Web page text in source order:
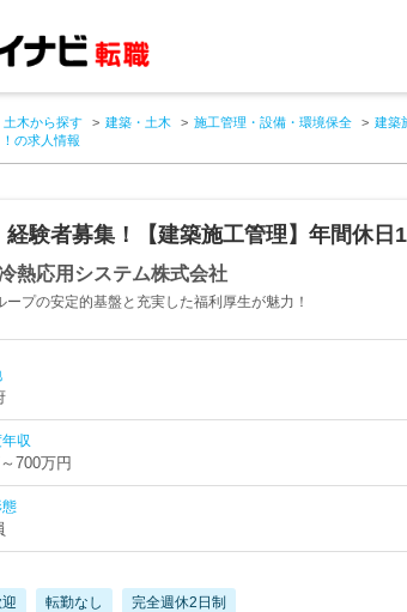
土木から探す 建築・土木 施工管理・設備・環境保全 建築
の求人情報
経験者募集！【建築施工管理】年間休日
熱応用システム株式会社
ープの安定的基盤と充実した福利厚生が魅力！
収
700万円
態
転勤なし 完全週休2日制